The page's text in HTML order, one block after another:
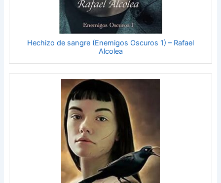
Hechizo de sangre (Enemigos Oscuros 1) – Rafael
Alcolea